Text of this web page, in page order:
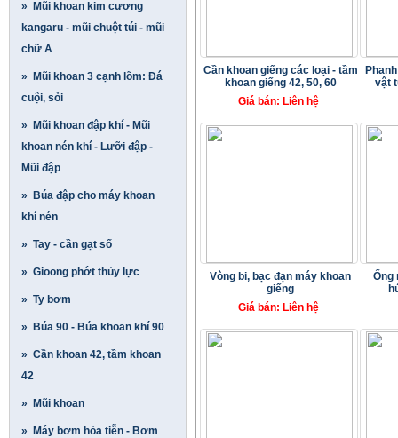
» Mũi khoan kim cương
kangaru - mũi chuột túi - mũi
chữ A
» Mũi khoan 3 cạnh lõm: Đá
cuội, sỏi
» Mũi khoan đập khí - Mũi
khoan nén khí - Lưỡi đập -
Mũi đập
» Búa đập cho máy khoan
khí nén
» Tay - cần gạt số
» Gioong phớt thủy lực
» Ty bơm
» Búa 90 - Búa khoan khí 90
» Cần khoan 42, tầm khoan
42
» Mũi khoan
» Máy bơm hỏa tiễn - Bơm
Cần khoan giếng các loại - tầm
khoan giếng 42, 50, 60
Giá bán: Liên hệ
vật
Vòng bi, bạc đạn máy khoan
giếng
Giá bán: Liên hệ
Ống